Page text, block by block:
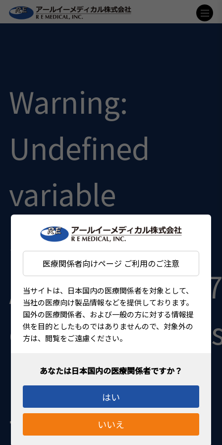
医療関係者向けページ ご利用のご注意
当サイトは、日本国内の医療関係者を対象として、
当社の医療向け製品情報などを提供しております。
国外の医療関係者、および一般の方に対する情報提
供を目的としたものではありませんので、対象外の
方は、閲覧をご遠慮ください。
はい
いいえ
Warning:
Undefined
variable
$template in
/home/
content/
medical/page-
title.phpon